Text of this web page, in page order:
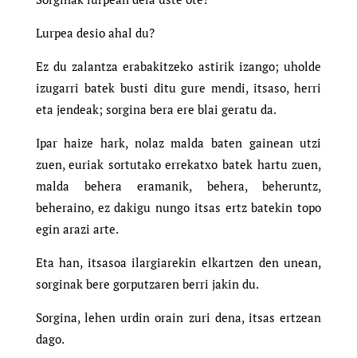
Lurpea desio ahal du?
Ez du zalantza erabakitzeko astirik izango; uholde
izugarri batek busti ditu gure mendi, itsaso, herri
eta jendeak; sorgina bera ere blai geratu da.
Ipar haize hark, nolaz malda baten gainean utzi
zuen, euriak sortutako errekatxo batek hartu zuen,
malda behera eramanik, behera, beheruntz,
beheraino, ez dakigu nungo itsas ertz batekin topo
egin arazi arte.
Eta han, itsasoa ilargiarekin elkartzen den unean,
sorginak bere gorputzaren berri jakin du.
Sorgina, lehen urdin orain zuri dena, itsas ertzean
dago.